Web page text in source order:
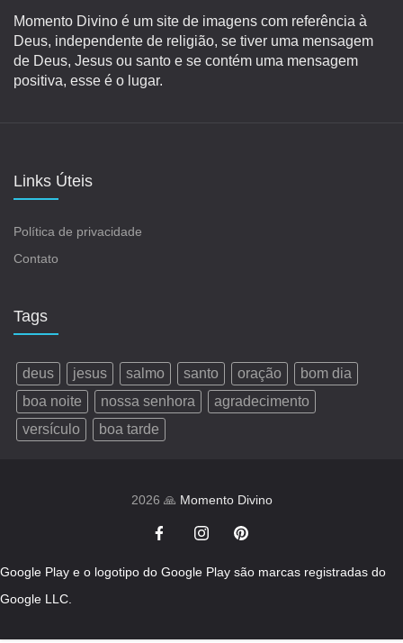
Momento Divino é um site de imagens com referência à
Deus, independente de religião, se tiver uma mensagem
de Deus, Jesus ou santo e se contém uma mensagem
positiva, esse é o lugar.
Links Úteis
Política de privacidade
Contato
Tags
deus jesus salmo santo oração
bom dia
boa noite
nossa senhora
agradecimento
versículo
boa tarde
2026 🙏 Momento Divino
Google Play e o logotipo do Google Play são marcas registradas do
Google LLC.